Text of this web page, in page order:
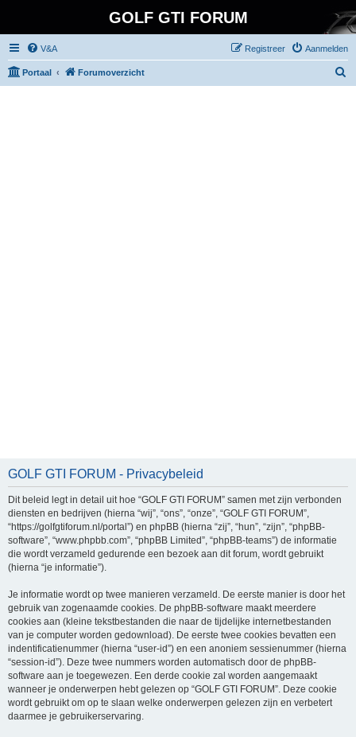
GOLF GTI FORUM
V&A Aanmelden
Registreer
Portaal Forumoverzicht
GOLF GTI FORUM - Privacybeleid
Dit beleid legt in detail uit hoe “GOLF GTI FORUM” samen met zijn verbonden
diensten en bedrijven (hierna “wij”, “ons”, “onze”, “GOLF GTI FORUM”,
“https://golfgtiforum.nl/portal”) en phpBB (hierna “zij”, “hun”, “zijn”, “phpBB-
software”, “www.phpbb.com”, “phpBB Limited”, “phpBB-teams”) de informatie
die wordt verzameld gedurende een bezoek aan dit forum, wordt gebruikt
(hierna “je informatie”).
Je informatie wordt op twee manieren verzameld. De eerste manier is door het
gebruik van zogenaamde cookies. De phpBB-software maakt meerdere
cookies aan (kleine tekstbestanden die naar de tijdelijke internetbestanden
van je computer worden gedownload). De eerste twee cookies bevatten een
indentificatienummer (hierna “user-id”) en een anoniem sessienummer (hierna
“session-id”). Deze twee nummers worden automatisch door de phpBB-
software aan je toegewezen. Een derde cookie zal worden aangemaakt
wanneer je onderwerpen hebt gelezen op “GOLF GTI FORUM”. Deze cookie
wordt gebruikt om op te slaan welke onderwerpen gelezen zijn en verbetert
daarmee je gebruikerservaring.